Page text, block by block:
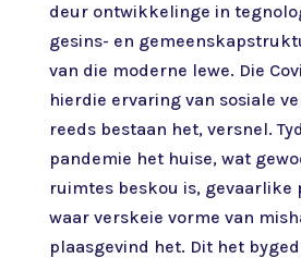
deur ontwikkelinge in
gesins- en
van die moderne lewe. Die
hierdie ervaring van sosiale
reeds bestaan het, versnel.
pandemie het huise, wat
ruimtes beskou is, gevaarlike
waar verskeie vorme van
plaasgevind het. Dit het